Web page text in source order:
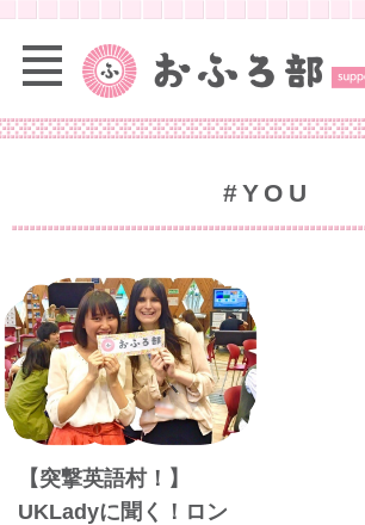
#YOU
【突撃英語村！】
UKLadyに聞く！ロン